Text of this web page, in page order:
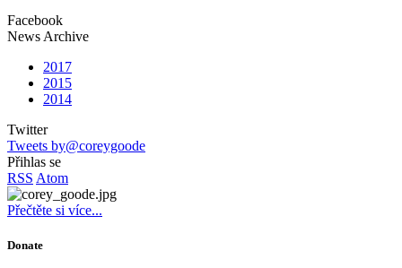
Facebook
News Archive
2017
2015
2014
Twitter
Tweets by@coreygoode
Přihlas se
RSS Atom
Přečtěte si více...
Donate